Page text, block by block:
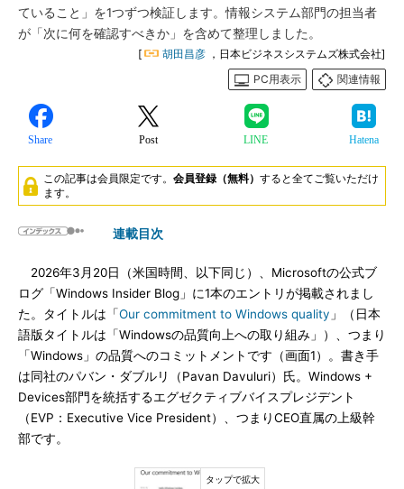
ていること」を1つずつ検証します。情報システム部門の担当者
が「次に何を確認すべきか」を含めて整理しました。
[ 胡田昌彦 ，日本ビジネスシステムズ株式会社]
PC用表示
関連情報
Share Post LINE Hatena
この記事は会員限定です。 会員登録（無料） すると全てご覧いただけ
ます。
連載目次
2026年3月20日（米国時間、以下同じ）、Microsoftの公式ブ
ログ「Windows Insider Blog」に1本のエントリが掲載されまし
た。タイトルは「Our commitment to Windows quality 」（日本
語版タイトルは「Windowsの品質向上への取り組み」）、つまり
「Windows」の品質へのコミットメントです（画面1）。書き手
は同社のパバン・ダブルリ（Pavan Davuluri）氏。Windows +
Devices部門を統括するエグゼクティブバイスプレジデント
（EVP：Executive Vice President）、つまりCEO直属の上級幹
部です。